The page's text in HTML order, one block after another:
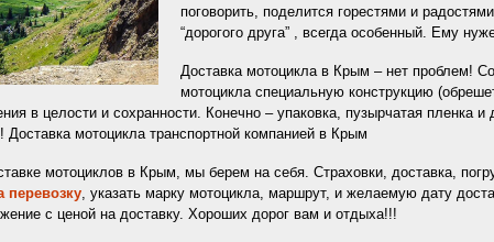
поговорить, поделится горестями и
“дорогого друга” , всегда особенный. Ему
Доставка мотоцикла в Крым – нет проблем!
мотоцикла специальную конструкцию
в целости и сохранности. Конечно – упаковка, пузырчатая пленка
мотоцикла транспортной компанией в Крым
мотоциклов в Крым, мы берем на себя. Страховки, доставка,
перевозку, указать марку мотоцикла, маршрут, и желаемую дату
с ценой на доставку. Хороших дорог вам и отдыха!!!